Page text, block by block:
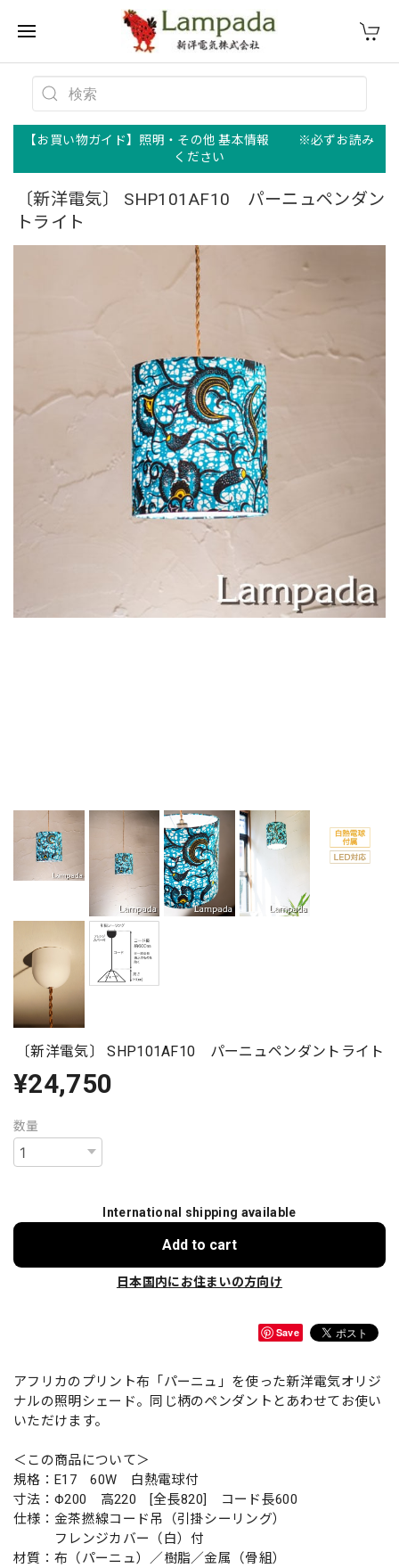
【お買い物ガイド】照明・その他 基本情報 ※必ずお読み
ください
〔新洋電気〕 SHP101AF10 パーニュペンダン
トライト
〔新洋電気〕 SHP101AF10 パーニュペンダントライト
¥24,750
数量
International shipping available
Add to cart
日本国内にお住まいの方向け
Save
アフリカのプリント布「パーニュ」を使った新洋電気オリジ
ナルの照明シェード。同じ柄のペンダントとあわせてお使い
いただけます。
＜この商品について＞
規格：E17 60W 白熱電球付
寸法：Φ200 高220 [全長820] コード長600
仕様：金茶撚線コード吊（引掛シーリング）
フレンジカバー（白）付
材質：布（パーニュ）／樹脂／金属（骨組）